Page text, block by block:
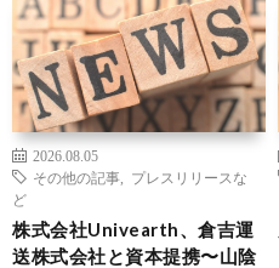
2026.08.05
その他の記事
プレスリリースな
ど
株式会社Univearth、倉吉運
送株式会社と資本提携〜山陰